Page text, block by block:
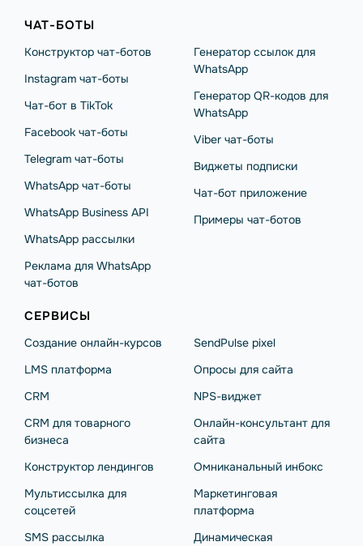
ЧАТ-БОТЫ
Конструктор чат-ботов
Instagram чат-боты
Чат-бот в TikTok
Facebook чат-боты
Telegram чат-боты
WhatsApp чат-боты
WhatsApp Business API
WhatsApp рассылки
Реклама для WhatsApp
чат-ботов
Генератор ссылок для
WhatsApp
Генератор QR-кодов для
WhatsApp
Viber чат-боты
Виджеты подписки
Чат-бот приложение
Примеры чат-ботов
СЕРВИСЫ
Создание онлайн-курсов
LMS платформа
CRM
CRM для товарного
бизнеса
Конструктор лендингов
Мультиссылка для
соцсетей
SMS рассылка
SendPulse pixel
Опросы для сайта
NPS-виджет
Онлайн-консультант для
сайта
Омниканальный инбокс
Маркетинговая
платформа
Динамическая